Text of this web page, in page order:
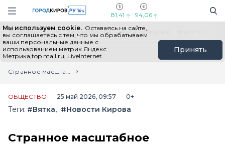
Навигация сайта
81,41 94,06
Мы используем cookie. Оставаясь на сайте,
вы соглашаетесь с тем, что мы обрабатываем
ваши персональные данные с
использованием метрик Яндекс
Метрика,top.mail.ru, LiveInternet.
Принять
Выборы - 2026 Все новости Мы в Telegram
Главная
Лента новостей
Странное масштабное плавсредство обнаружили кировчане на Вятке
ОБЩЕСТВО 25 май 2026, 09:57 0+
Теги: #Вятка #Новости Кирова
Странное масштабное